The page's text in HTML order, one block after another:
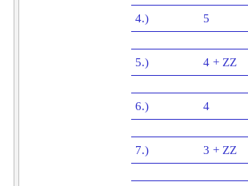
4.) 5
5.) 4 + ZZ
6.) 4
7.) 3 + ZZ